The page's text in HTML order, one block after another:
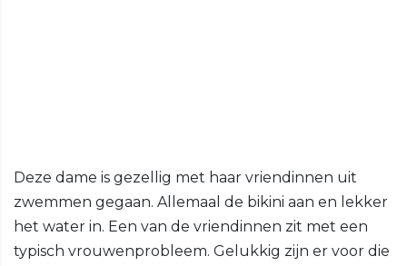
Deze dame is gezellig met haar vriendinnen uit
zwemmen gegaan. Allemaal de bikini aan en lekker
het water in. Een van de vriendinnen zit met een
typisch vrouwenprobleem. Gelukkig zijn er voor die